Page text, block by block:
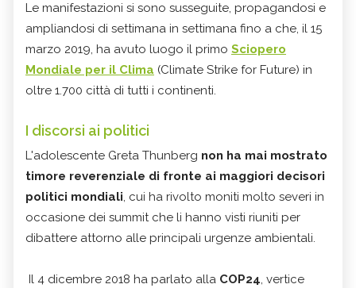
Le manifestazioni si sono susseguite, propagandosi e
ampliandosi di settimana in settimana fino a che, il 15
marzo 2019, ha avuto luogo il primo Sciopero
Mondiale per il Clima (Climate Strike for Future) in
oltre 1.700 città di tutti i continenti.
I discorsi ai politici
L'adolescente Greta Thunberg non ha mai mostrato
timore reverenziale di fronte ai maggiori decisori
politici mondiali, cui ha rivolto moniti molto severi in
occasione dei summit che li hanno visti riuniti per
dibattere attorno alle principali urgenze ambientali.
Il 4 dicembre 2018 ha parlato alla COP24, vertice